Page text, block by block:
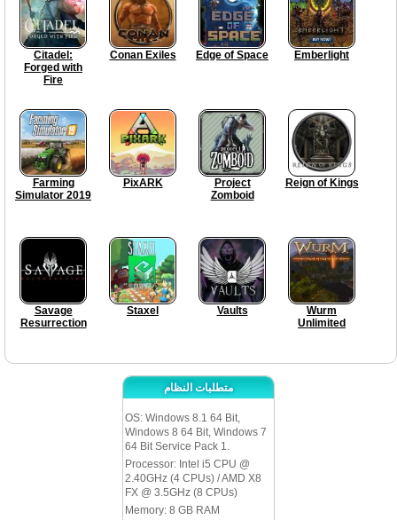
Citadel:
Forged with
Fire
Conan Exiles Edge of Space Emberlight
Farming
Simulator 2019
PixARK
Project
Zomboid
Reign of Kings
Savage
Resurrection
Staxel Vaults
Wurm
Unlimited
متطلبات النظام
OS: Windows 8.1 64 Bit,
Windows 8 64 Bit, Windows 7
64 Bit Service Pack 1.
Processor: Intel i5 CPU @
2.40GHz (4 CPUs) / AMD X8
FX @ 3.5GHz (8 CPUs)
Memory: 8 GB RAM